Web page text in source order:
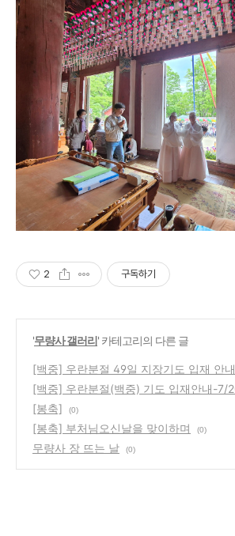
2 구독하기
'무량사 갤러리' 카테고리의 다른 글
[백중] 우란분절 49일 지장기도 입재 안내
[백중] 우란분절(백중) 기도 입재안내-7/20
(일) 10시
[봉축] (0)
[봉축] 부처님오신날을 맞이하며 (0)
무량사 장 뜨는 날 (0)